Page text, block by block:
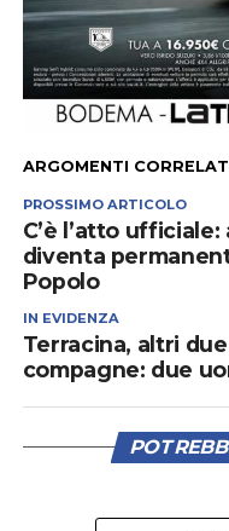
ARGOMENTI
PROSSIMO ARTICOLO
C’è l’atto
diventa
Popolo
IN EVIDENZA
Terracina, altri
compagne: due